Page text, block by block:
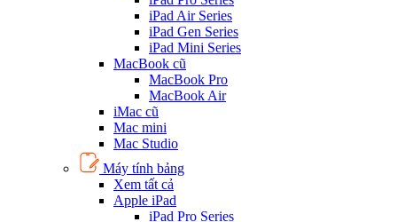
iPad Air Series
iPad Gen Series
iPad Mini Series
MacBook cũ
MacBook Pro
MacBook Air
iMac cũ
Mac mini
Mac Studio
Máy tính bảng
Xem tất cả
Apple iPad
iPad Pro Series